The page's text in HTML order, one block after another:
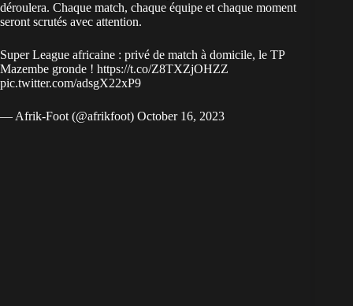
déroulera. Chaque match, chaque équipe et chaque moment
seront scrutés avec attention.
Super League africaine : privé de match à domicile, le TP
Mazembe gronde ! https://t.co/Z8TXZjOHZZ
pic.twitter.com/adsgX22xP9
— Afrik-Foot (@afrikfoot) October 16, 2023